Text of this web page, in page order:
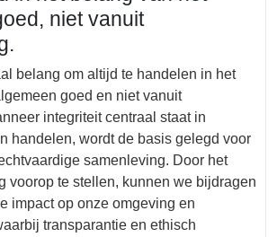
niet vanuit
belang om altijd te handelen in het
goed en niet vanuit
integriteit centraal staat in
handelen, wordt de basis gelegd voor
samenleving. Door het
voorop te stellen, kunnen we bijdragen
impact op onze omgeving en
transparantie en ethisch